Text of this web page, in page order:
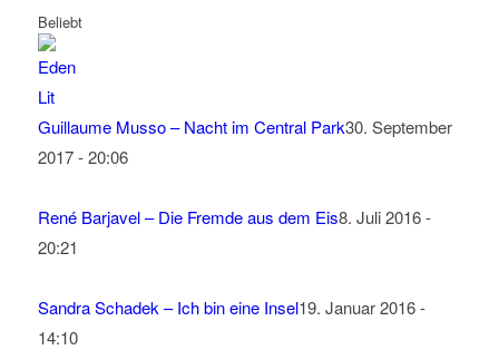
Beliebt
Guillaume Musso – Nacht im Central Park30. September
2017 - 20:06
René Barjavel – Die Fremde aus dem Eis8. Juli 2016 -
20:21
Sandra Schadek – Ich bin eine Insel19. Januar 2016 -
14:10